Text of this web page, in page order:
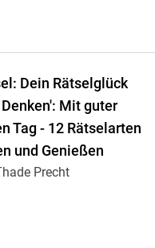
Dein Rätselglück
Mit guter
Tag - 12 Rätselarten
und Genießen
Precht